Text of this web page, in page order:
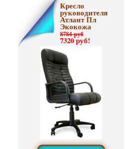
Кресло
руководителя
Атлант Пл
Экокожа
8784 руб
7320 руб!